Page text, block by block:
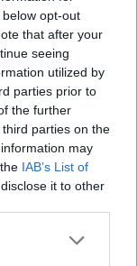
opt-out
that after your
seeing
utilized by
parties prior to
the further
parties on the
may
IAB’s List of
it to other
λογικά
Μπατούμι της